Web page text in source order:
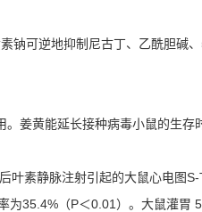
钠可逆地抑制尼古丁、乙酰胆碱
姜黄能延长接种病毒小鼠的生存
素静脉注射引起的大鼠心电图
35.4%（P＜0.01）。大鼠灌胃